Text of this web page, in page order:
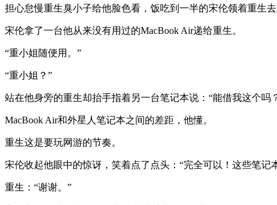
担心怠慢重生臭小子给他脸色看，饭吃到一半的宋伦领着重生去
宋伦拿了一台他从来没有用过的MacBook Air递给重生。
“重小姐随便用。”
“重小姐？”
站在他身旁的重生却抬手指着另一台笔记本说：“能借我这个吗
MacBook Air和外星人笔记本之间的差距，他懂。
重生这是要玩网游的节奏。
宋伦收起他眼中的惊讶，笑着点了点头：“完全可以！这些笔
重生：“谢谢。”